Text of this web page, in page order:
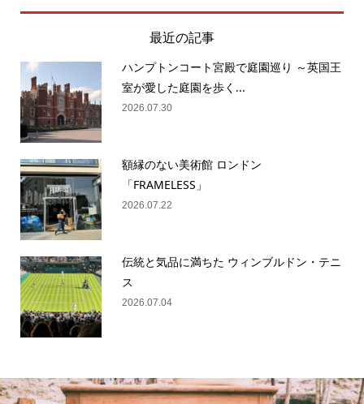
最近の記事
ハンプトンコート宮殿で庭園巡り ～英国王
室が愛した庭園を歩く...
2026.07.30
額縁のない美術館 ロンドン
「FRAMELESS」
2026.07.22
伝統と気品に満ちた ウィンブルドン・テニ
ス
2026.07.04